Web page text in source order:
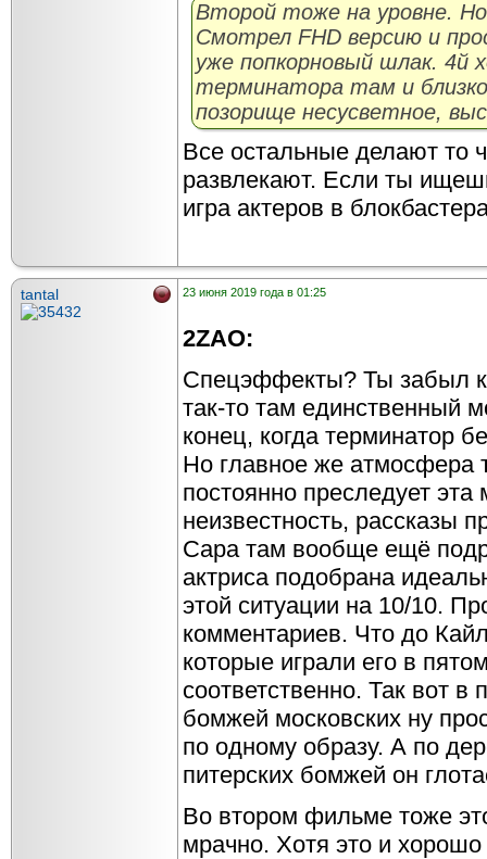
Второй тоже на уровне.
Смотрел FHD версию и
уже попкорновый шлак.
терминатора там и
позорище несусветное,
Все остальные делают то
развлекают. Если ты
игра актеров в
tantal 23 июня 2019 года в 01:25
2ZAO:
Спецэффекты? Ты забыл
так-то там единственный
конец, когда терминатор
Но главное же атмосфера
постоянно преследует
неизвестность, рассказы
Сара там вообще ещё
актриса подобрана
этой ситуации на 10/10.
комментариев. Что до
которые играли его в
соответственно. Так вот в
бомжей московских ну
по одному образу. А по
питерских бомжей он
Во втором фильме тоже
мрачно. Хотя это и хорошо